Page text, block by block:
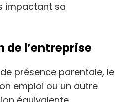
impactant sa
de l’entreprise
présence parentale, le
emploi ou un autre